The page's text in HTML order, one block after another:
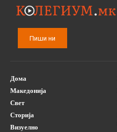
Пиши ни
Дома
Македонија
Свет
Сторија
Визуелно